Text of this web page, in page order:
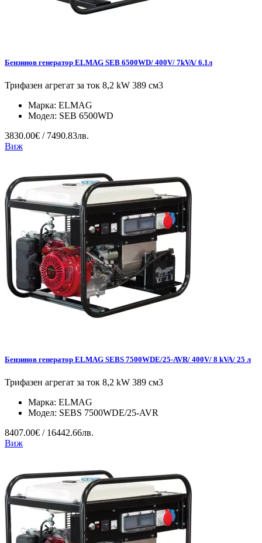
Бензинов генератор ELMAG SEB 6500WD/ 400V/ 7kVA/ 6.1л
Трифазен агрегат за ток 8,2 kW 389 см3
Марка: ELMAG
Модел: SEB 6500WD
3830.00€ / 7490.83лв.
Виж
Бензинов генератор ELMAG SEBS 7500WDE/25-AVR/ 400V/ 8 kVA/ 25 л
Трифазен агрегат за ток 8,2 kW 389 см3
Марка: ELMAG
Модел: SEBS 7500WDE/25-AVR
8407.00€ / 16442.66лв.
Виж